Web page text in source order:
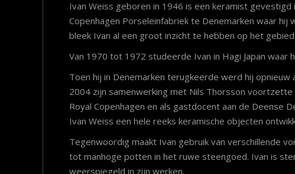
Ivan Weiss geboren in 1946 is een keramist
Copenhagen Porseleinfabriek te Denemarken waar hij
bleek Ivan al een groot inzicht te hebben op het gebied
Van 1970 tot 1972 studeerde Ivan in Hagi Japan waar
Toen hij in Denemarken terugkeerde werd hij
2004 zijn samenwerking met Nils Thorsson
Royal Copenhagen en als gastdocent aan de Deense
Ivan Weiss een hele reeks keramische objecten
Tegenwoordig maakt Ivan gebruik van verschillende
tot manhoge potten in het ruwe steengoed. Ivan is
weerspiegeld in zijn werken.